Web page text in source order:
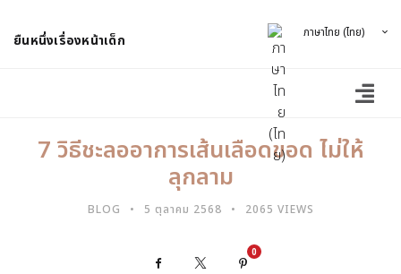
ยืนหนึ่งเรื่องหน้าเด็ก ภาษาไทย (ไทย)
7 วิธีชะลออาการเส้นเลือดขอด ไม่ให้
ลุกลาม
5 ตุลาคม 2568
BLOG 2065 VIEWS
Facebook
0